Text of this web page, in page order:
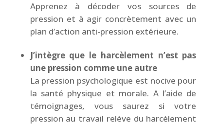
Apprenez à décoder vos sources de
pression et à agir concrètement avec un
plan d’action anti-pression extérieure.
J’intègre que le harcèlement n’est pas
une pression comme une autre
La pression psychologique est nocive pour
la santé physique et morale. A l’aide de
témoignages, vous saurez si votre
pression au travail relève du harcèlement